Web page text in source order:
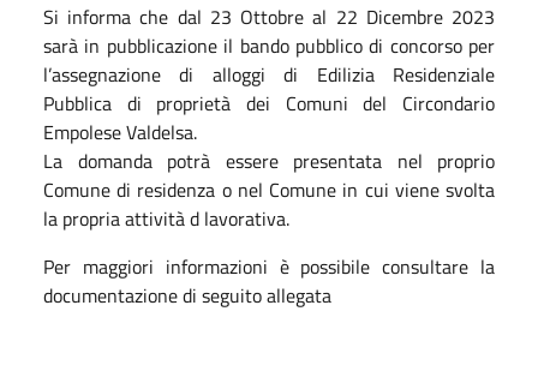
Si informa che dal 23 Ottobre al 22 Dicembre 2023
sarà in pubblicazione il bando pubblico di concorso per
l’assegnazione di alloggi di Edilizia Residenziale
Pubblica di proprietà dei Comuni del Circondario
Empolese Valdelsa.
La domanda potrà essere presentata nel proprio
Comune di residenza o nel Comune in cui viene svolta
la propria attività d lavorativa.
Per maggiori informazioni è possibile consultare la
documentazione di seguito allegata